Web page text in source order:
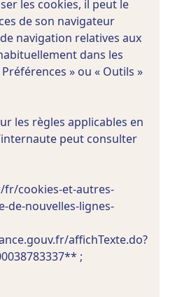
les cookies, il peut le
de son navigateur
navigation relatives aux
dans les
» ou « Outils »
les règles applicables en
peut consulter
cookies-et-autres-
de-nouvelles-lignes-
affichTexte.do?
;